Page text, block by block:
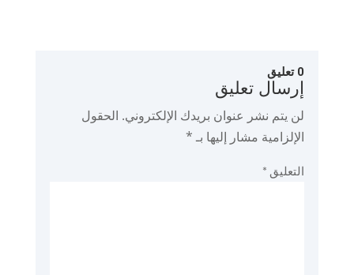
0 تعليق
إرسال تعليق
لن يتم نشر عنوان بريدك الإلكتروني. الحقول
الإلزامية مشار إليها بـ *
التعليق *